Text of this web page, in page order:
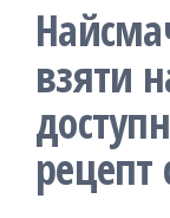
взяти
рецепт